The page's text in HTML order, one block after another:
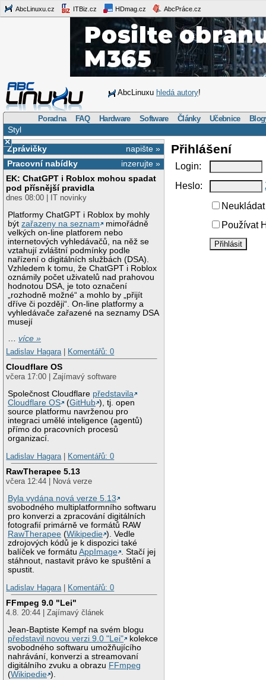
AbcLinuxu.cz ITBiz.cz HDmag.cz AbcPráce.cz
AbcLinuxu hledá autory!
Poradna FAQ Hardware Software Články Učebnice
Styl
×
napište »
Zprávičky
inzerujte »
Pracovní nabídky
EK: ChatGPT i Roblox mohou spadat
pod přísnější pravidla
dnes 08:00 | IT novinky
Platformy ChatGPT i Roblox by mohly
býtzařazeny na seznam
mimořádně
velkých on-line platforem nebo
internetových vyhledávačů, na něž se
vztahují zvláštní podmínky podle
nařízení o digitálních službách (DSA).
Vzhledem k tomu, že ChatGPT i Roblox
oznámily počet uživatelů nad prahovou
hodnotou DSA, je toto označení
„rozhodně možné“ a mohlo by „přijít
dříve či později“. On-line platformy a
vyhledávače zařazené na seznamy DSA
musejí
…více »
Ladislav Hagara
Komentářů: 0
Cloudflare OS
včera 17:00 | Zajímavý software
Společnost Cloudflare představila
Cloudflare OS
(GitHub ), tj. open
source platformu navrženou pro
integraci umělé inteligence (agentů)
přímo do pracovních procesů
organizací.
Ladislav Hagara
Komentářů: 0
RawTherapee 5.13
včera 12:44 | Nová verze
Byla vydána nová verze 5.13
svobodného multiplatformního softwaru
pro konverzi a zpracování digitálních
fotografií primárně ve formátů RAW
RawTherapee (Wikipedie ). Vedle
zdrojových kódů je k dispozici také
balíček ve formátuAppImage . Stačí jej
stáhnout, nastavit právo ke spuštění a
spustit.
Ladislav Hagara
Komentářů: 0
FFmpeg 9.0 "Lei"
4.8. 20:44 | Zajímavý článek
Jean-Baptiste Kempf na svém blogu
představil novou verzi 9.0 "Lei"
kolekce
svobodného softwaru umožňujícího
nahrávání, konverzi a streamovaní
digitálního zvuku a obrazu FFmpeg
(Wikipedie ).
Přihlášení
Login:
Heslo:
Používat